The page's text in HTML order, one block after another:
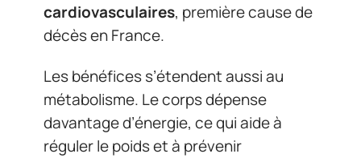
cardiovasculaires, première cause de
décès en France.
Les bénéfices s’étendent aussi au
métabolisme. Le corps dépense
davantage d’énergie, ce qui aide à
réguler le poids et à prévenir